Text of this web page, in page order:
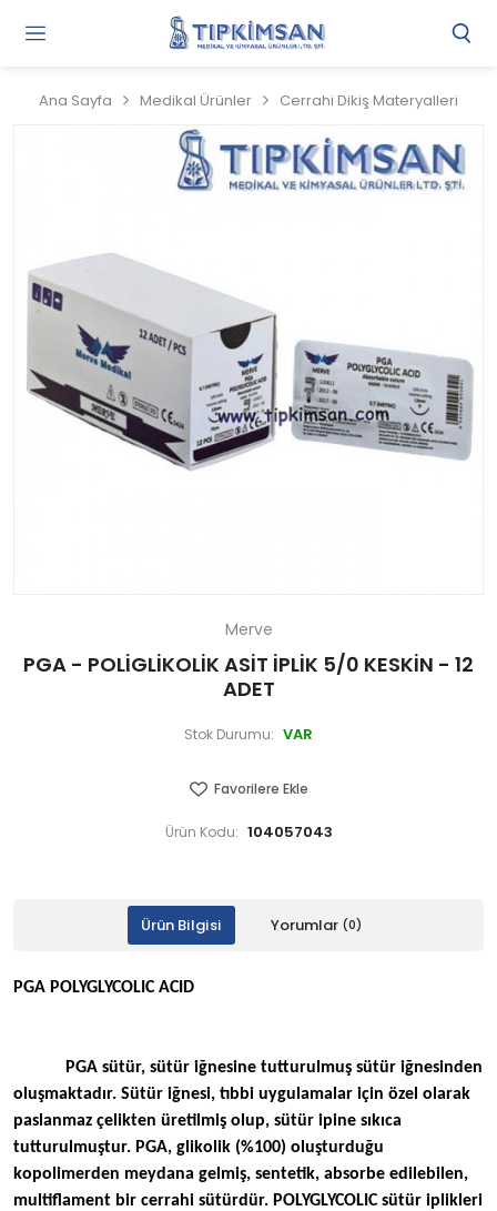
Ana Sayfa Medikal Ürünler Cerrahi Dikiş Materyalleri
Merve
PGA - POLİGLİKOLİK ASİT İPLİK 5/0 KESKİN - 12
ADET
Stok Durumu: VAR
Favorilere Ekle
Ürün Kodu: 104057043
Ürün Bilgisi Yorumlar (0)
PGA POLYGLYCOLIC ACID
PGA sütür, sütür iğnesine tutturulmuş sütür iğnesinden
oluşmaktadır. Sütür iğnesi, tıbbi uygulamalar için özel olarak
paslanmaz çelikten üretilmiş olup, sütür ipine sıkıca
tutturulmuştur. PGA, glikolik (%100) oluşturduğu
kopolimerden meydana gelmiş, sentetik, absorbe edilebilen,
multiflament bir cerrahi sütürdür. POLYGLYCOLIC sütür iplikleri